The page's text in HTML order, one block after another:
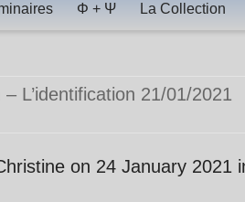
Φ + Ψ La Collection
– L’identification 21/01/2021
on 24 January 2021